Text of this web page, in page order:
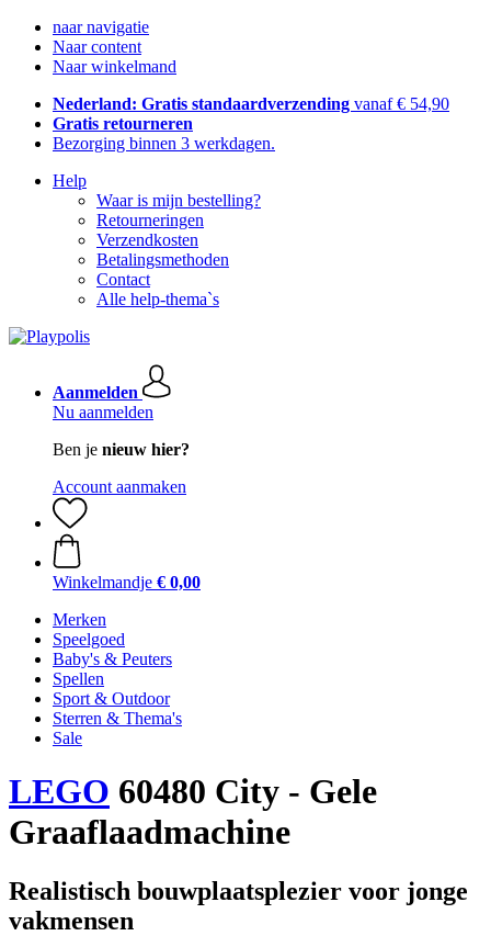
naar navigatie
Naar content
Naar winkelmand
Nederland: Gratis standaardverzending vanaf € 54,90
Gratis retourneren
Bezorging binnen 3 werkdagen.
Help
Waar is mijn bestelling?
Retourneringen
Verzendkosten
Betalingsmethoden
Contact
Alle help-thema`s
Aanmelden
Nu aanmelden
Ben je nieuw hier?
Account aanmaken
Winkelmandje € 0,00
Merken
Speelgoed
Baby's & Peuters
Spellen
Sport & Outdoor
Sterren & Thema's
Sale
LEGO 60480 City - Gele
Graaflaadmachine
Realistisch bouwplaatsplezier voor jonge
vakmensen